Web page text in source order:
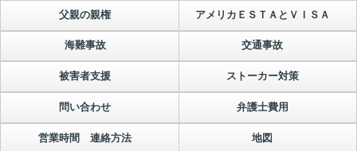
父親の親権 アメリカＥＳＴＡとＶＩＳＡ
海難事故 交通事故
被害者支援 ストーカー対策
問い合わせ 弁護士費用
営業時間 連絡方法 地図